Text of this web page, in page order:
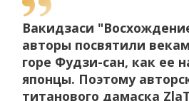
Вакидзаси
авторы посвятили
горе Фудзи-сан, как ее
японцы. Поэтому
титанового дамаска